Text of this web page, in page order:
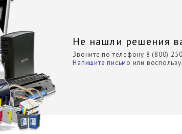
Не нашли решения
Звоните по телефону 8 (800)
Напишите письмо или